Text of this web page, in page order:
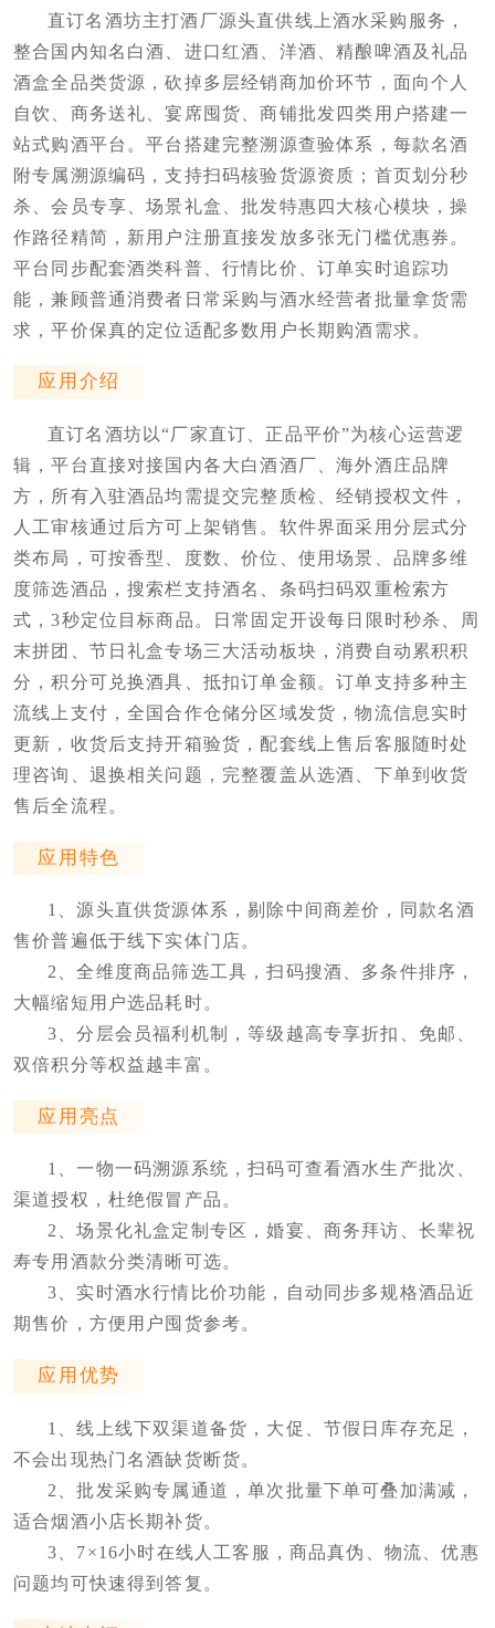
直订名酒坊主打酒厂源头直供线上酒水采购服务，
整合国内知名白酒、进口红酒、洋酒、精酿啤酒及礼品
酒盒全品类货源，砍掉多层经销商加价环节，面向个人
自饮、商务送礼、宴席囤货、商铺批发四类用户搭建一
站式购酒平台。平台搭建完整溯源查验体系，每款名酒
附专属溯源编码，支持扫码核验货源资质；首页划分秒
杀、会员专享、场景礼盒、批发特惠四大核心模块，操
作路径精简，新用户注册直接发放多张无门槛优惠券。
平台同步配套酒类科普、行情比价、订单实时追踪功
能，兼顾普通消费者日常采购与酒水经营者批量拿货需
求，平价保真的定位适配多数用户长期购酒需求。
应用介绍
直订名酒坊以“厂家直订、正品平价”为核心运营逻
辑，平台直接对接国内各大白酒酒厂、海外酒庄品牌
方，所有入驻酒品均需提交完整质检、经销授权文件，
人工审核通过后方可上架销售。软件界面采用分层式分
类布局，可按香型、度数、价位、使用场景、品牌多维
度筛选酒品，搜索栏支持酒名、条码扫码双重检索方
式，3秒定位目标商品。日常固定开设每日限时秒杀、周
末拼团、节日礼盒专场三大活动板块，消费自动累积积
分，积分可兑换酒具、抵扣订单金额。订单支持多种主
流线上支付，全国合作仓储分区域发货，物流信息实时
更新，收货后支持开箱验货，配套线上售后客服随时处
理咨询、退换相关问题，完整覆盖从选酒、下单到收货
售后全流程。
应用特色
1、源头直供货源体系，剔除中间商差价，同款名酒
售价普遍低于线下实体门店。
2、全维度商品筛选工具，扫码搜酒、多条件排序，
大幅缩短用户选品耗时。
3、分层会员福利机制，等级越高专享折扣、免邮、
双倍积分等权益越丰富。
应用亮点
1、一物一码溯源系统，扫码可查看酒水生产批次、
渠道授权，杜绝假冒产品。
2、场景化礼盒定制专区，婚宴、商务拜访、长辈祝
寿专用酒款分类清晰可选。
3、实时酒水行情比价功能，自动同步多规格酒品近
期售价，方便用户囤货参考。
应用优势
1、线上线下双渠道备货，大促、节假日库存充足，
不会出现热门名酒缺货断货。
2、批发采购专属通道，单次批量下单可叠加满减，
适合烟酒小店长期补货。
3、7×16小时在线人工客服，商品真伪、物流、优惠
问题均可快速得到答复。